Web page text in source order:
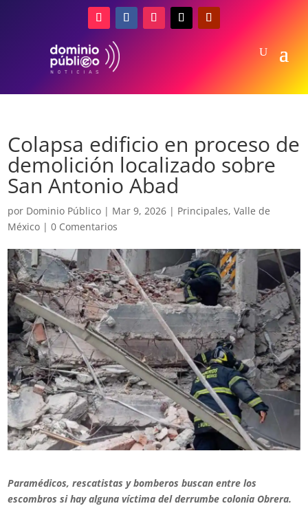
Colapsa edificio en proceso de
demolición localizado sobre
San Antonio Abad
por Dominio Público | Mar 9, 2026 | Principales,Valle de
México |0 Comentarios
Paramédicos, rescatistas y bomberos buscan entre los
escombros si hay alguna víctima del derrumbe colonia Obrera.